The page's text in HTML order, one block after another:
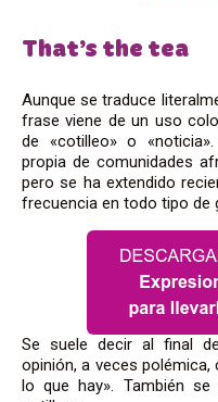
That’s the tea
Aunque se traduce
frase viene de un uso
de «cotilleo» o
propia de comunidades
pero se ha extendido
frecuencia en todo tipo de
Se suele decir al final
opinión, a veces
lo que hay». También